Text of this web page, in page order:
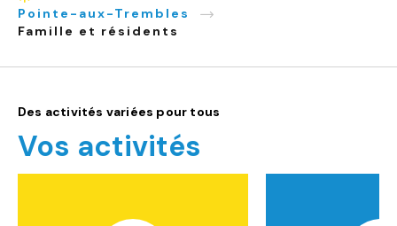
Pointe-aux-Trembles
Famille et résidents
Des activités variées pour tous
Vos activités